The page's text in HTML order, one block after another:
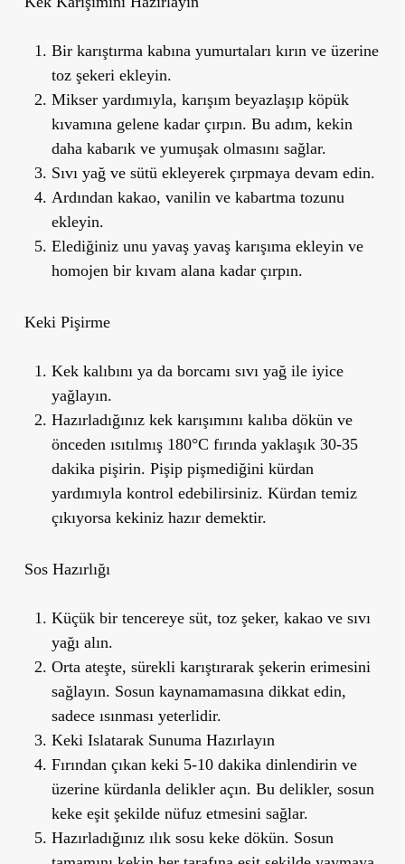
Bir karıştırma kabına yumurtaları kırın ve üzerine
toz şekeri ekleyin.
Mikser yardımıyla, karışım beyazlaşıp köpük
kıvamına gelene kadar çırpın. Bu adım, kekin
daha kabarık ve yumuşak olmasını sağlar.
Sıvı yağ ve sütü ekleyerek çırpmaya devam edin.
Ardından kakao, vanilin ve kabartma tozunu
ekleyin.
Elediğiniz unu yavaş yavaş karışıma ekleyin ve
homojen bir kıvam alana kadar çırpın.
Keki Pişirme
Kek kalıbını ya da borcamı sıvı yağ ile iyice
yağlayın.
Hazırladığınız kek karışımını kalıba dökün ve
önceden ısıtılmış 180°C fırında yaklaşık 30-35
dakika pişirin. Pişip pişmediğini kürdan
yardımıyla kontrol edebilirsiniz. Kürdan temiz
çıkıyorsa kekiniz hazır demektir.
Sos Hazırlığı
Küçük bir tencereye süt, toz şeker, kakao ve sıvı
yağı alın.
Orta ateşte, sürekli karıştırarak şekerin erimesini
sağlayın. Sosun kaynamamasına dikkat edin,
sadece ısınması yeterlidir.
Keki Islatarak Sunuma Hazırlayın
Fırından çıkan keki 5-10 dakika dinlendirin ve
üzerine kürdanla delikler açın. Bu delikler, sosun
keke eşit şekilde nüfuz etmesini sağlar.
Hazırladığınız ılık sosu keke dökün. Sosun